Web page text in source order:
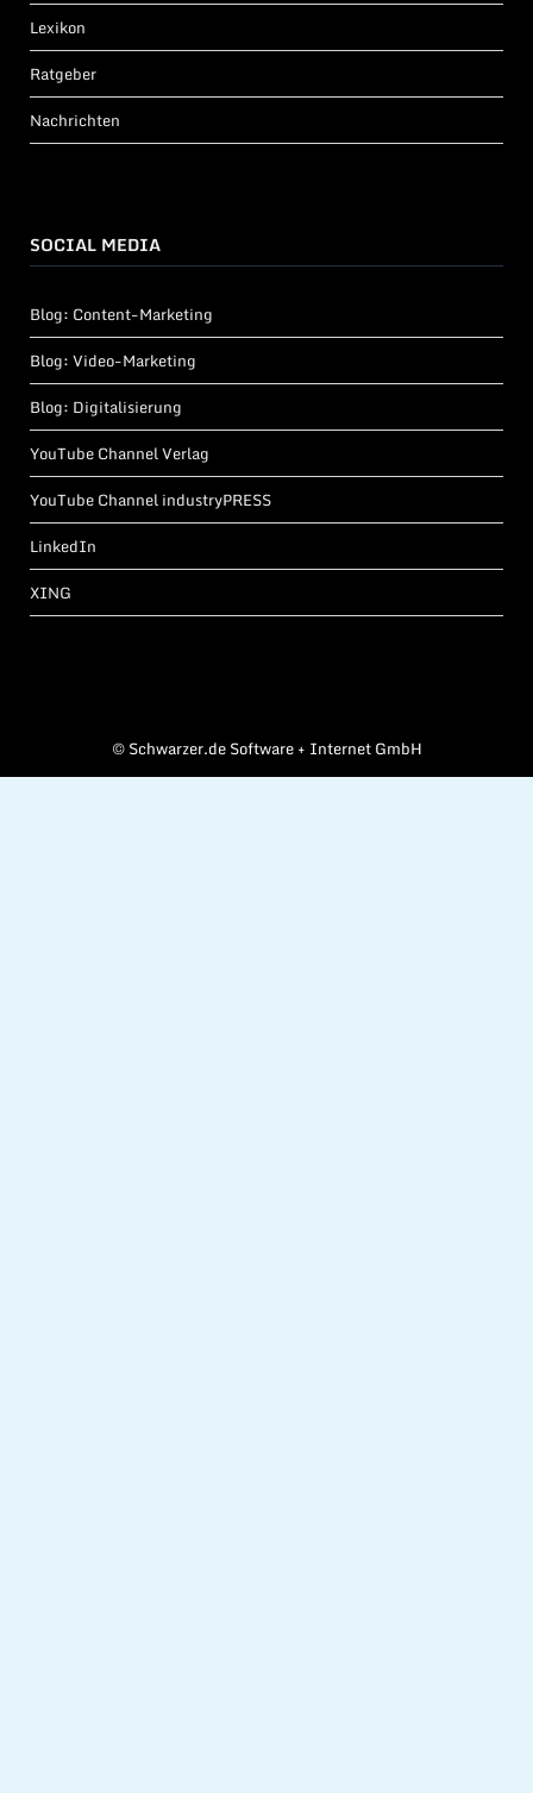
Lexikon
Ratgeber
Nachrichten
SOCIAL MEDIA
Blog: Content-Marketing
Blog: Video-Marketing
Blog: Digitalisierung
YouTube Channel Verlag
YouTube Channel industryPRESS
LinkedIn
XING
©Schwarzer.de Software + Internet GmbH